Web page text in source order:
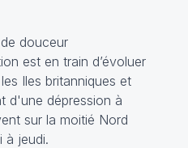
douceur
est en train d’évoluer
Iles britanniques et
d'une dépression à
sur la moitié Nord
à jeudi.